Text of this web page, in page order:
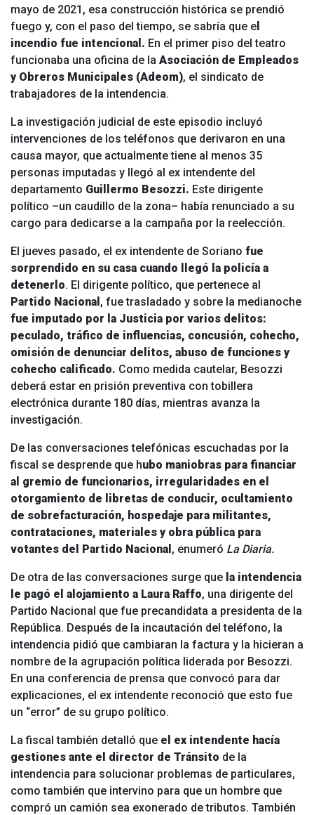
mayo de 2021, esa construcción histórica se prendió
fuego y, con el paso del tiempo, se sabría que e
incendio fue intencional. En el primer piso del teatro
funcionaba una oficina de la Asociación de Empleados
y Obreros Municipales (Adeom), el sindicato de
trabajadores de la intendencia.
La investigación judicial de este episodio incluyó
intervenciones de los teléfonos que derivaron en una
causa mayor, que actualmente tiene al menos 35
personas imputadas y llegó al ex intendente del
departamento Guillermo Besozzi. Este dirigente
político –un caudillo de la zona– había renunciado a su
cargo para dedicarse a la campaña por la reelección.
El jueves pasado, el ex intendente de Soriano fue
sorprendido en su casa cuando llegó la policía a
detenerlo. El dirigente político, que pertenece al
Partido Nacional , fue trasladado y sobre la medianoche
fue imputado por la Justicia por varios delitos:
peculado, tráfico de influencias, concusión, cohecho,
omisión de denunciar delitos, abuso de funciones y
cohecho calificado. Como medida cautelar, Besozzi
deberá estar en prisión preventiva con tobillera
electrónica durante 180 días, mientras avanza la
investigación.
De las conversaciones telefónicas escuchadas por la
fiscal se desprende que hubo maniobras para financiar
al gremio de funcionarios, irregularidades en el
otorgamiento de libretas de conducir, ocultamiento
de sobrefacturación, hospedaje para militantes,
contrataciones, materiales y obra pública para
votantes del Partido Nacional , enumeró La Diaria.
De otra de las conversaciones surge que la intendencia
le pagó el alojamiento a Laura Raffo, una dirigente del
Partido Nacional que fue precandidata a presidenta de la
República. Después de la incautación del teléfono, la
intendencia pidió que cambiaran la factura y la hicieran a
nombre de la agrupación política liderada por Besozzi.
En una conferencia de prensa que convocó para dar
explicaciones, el ex intendente reconoció que esto fue
un “error” de su grupo político.
La fiscal también detalló que el ex intendente hacía
gestiones ante el director de Tránsito de la
intendencia para solucionar problemas de particulares,
como también que intervino para que un hombre que
compró un camión sea exonerado de tributos. También